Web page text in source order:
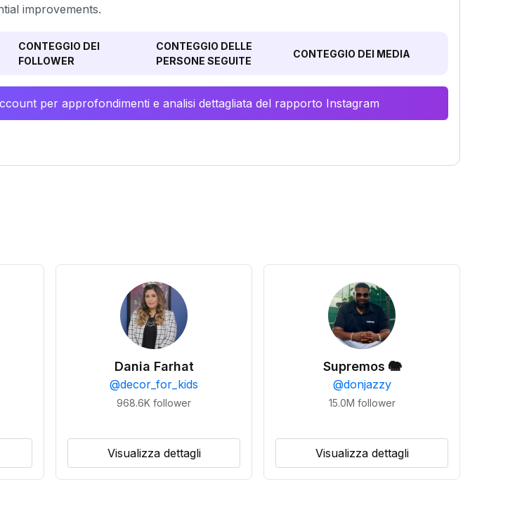
improvements.
CONTEGGIO DEI
FOLLOWER
CONTEGGIO DELLE
PERSONE SEGUITE
CONTEGGIO DEI MEDIA
per approfondimenti e analisi dettagliata del rapporto Instagram
Dania Farhat
@decor_for_kids
968.6K follower
Visualizza dettagli
Supremos 🐘
@donjazzy
15.0M follower
Visualizza dettagli